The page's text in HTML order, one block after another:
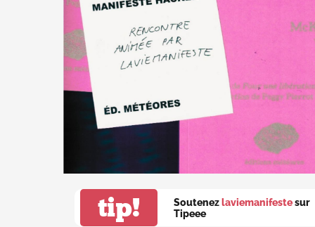
tip! Soutenez laviemanifestesur
Tipeee